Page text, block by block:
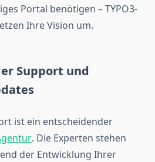
Portal benötigen – TYPO3-
Ihre Vision um.
Support und
ist ein entscheidender
. Die Experten stehen
der Entwicklung Ihrer